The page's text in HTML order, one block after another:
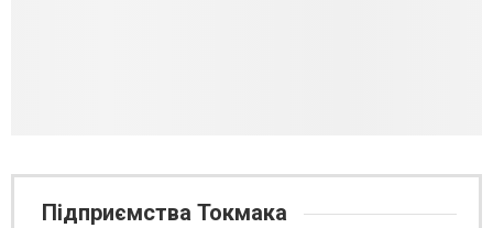
Підприємства Токмака